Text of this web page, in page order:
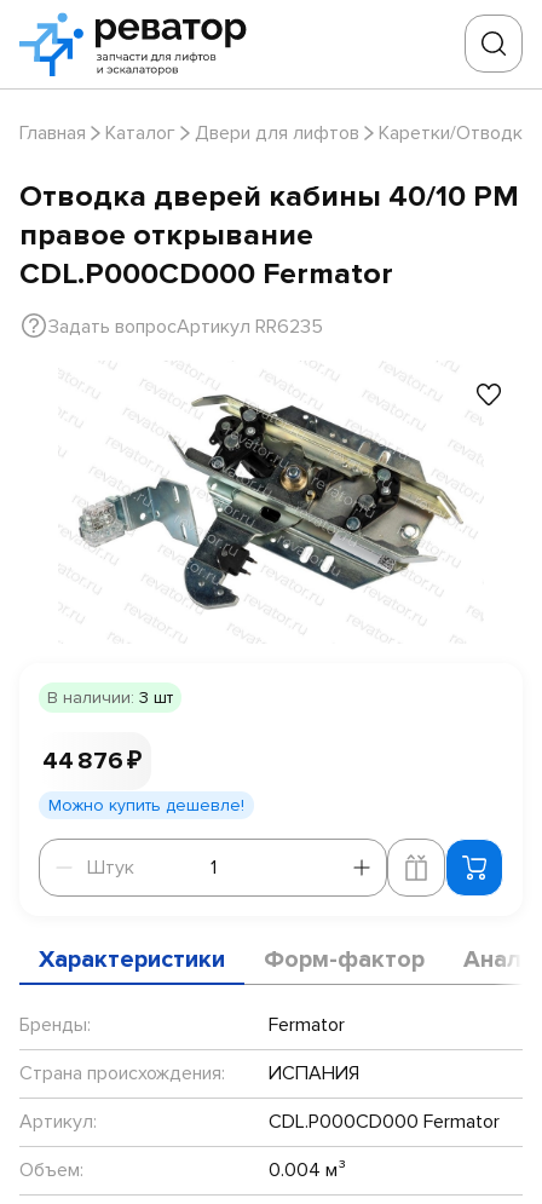
Главная Каталог Двери для лифтов Каретки/Отводки
Отводка дверей кабины 40/10 PM
правое открывание
CDL.P000CD000 Fermator
Задать вопросАртикул RR6235
В наличии: 3 шт
44 876 ₽
Можно купить дешевле!
Штук
Штук
Характеристики Форм-фактор
Бренды:
Fermator
Страна происхождения:
ИСПАНИЯ
Артикул:
CDL.P000CD000 Fermator
Объем:
0.004 м³